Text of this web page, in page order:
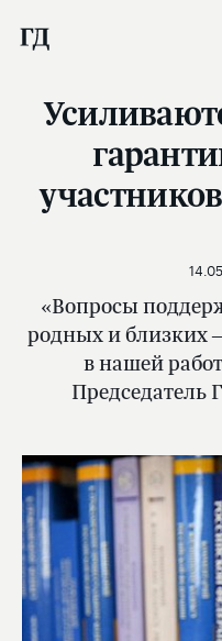
«Вопросы
родных и близких
в нашей
Председатель